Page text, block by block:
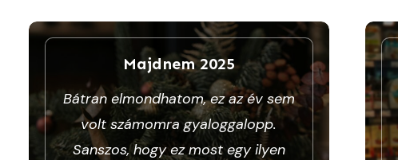
Majdnem 2025
Bátran elmondhatom, ez az év sem
volt számomra gyaloggalopp.
Sanszos, hogy ez most egy ilyen